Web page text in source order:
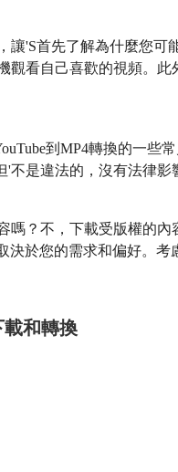
讓'S首先了解為什麼您可
觀看自己喜歡的視頻。
到MP4轉換的一些
'不是違法的，沒有法律影
嗎？不，下載受版權的
決於您的需求和偏好。考
載和轉換